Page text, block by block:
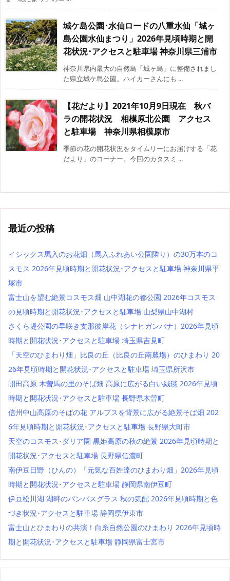
城ケ島公園･水仙ロードの八重水仙「城ヶ
島公園水仙まつり」2026年見頃時期と開
花状況･アクセスと駐車場 神奈川県三浦市
神奈川県内最大の自然島「城ヶ島」に整備されまし
た県立城ケ島公園。ハイカーさんにも ...
【花だより】2021年10月9日現在 秋バ
ラの開花状況 相模原北公園 アクセス
と駐車場 神奈川県相模原市
季節の花の開花状況をタイムリーにお届けする「花
だより」のコーナー。今回のカタスミ ...
最近の投稿
イシックス馬入のお花畑（馬入ふれあい公園隣り）の30万本のコ
スモス 2026年見頃時期と開花状況･アクセスと駐車場 神奈川県平
塚市
富士山を望む絶景コスモス畑 山中湖花の都公園 2026年コスモス
の見頃時期と開花状況･アクセスと駐車場 山梨県山中湖村
さくら堤公園の早咲き支那彼岸花（シナヒガンバナ）2026年見頃
時期と開花状況･アクセスと駐車場 埼玉県吉見町
「天空のひまわり畑」比良の丘（比良の丘南農場）のひまわり 20
26年見頃時期と開花状況･アクセスと駐車場 埼玉県所沢市
開田高原 木曽馬の里のそば畑 高原に広がる白い絨毯 2026年見頃
時期と開花状況･アクセスと駐車場 長野県木曽町
信州中山高原のそばの花 アルプスを背景に広がる絶景そば畑 202
6年見頃時期と開花状況･アクセスと駐車場 長野県大町市
天空のコスモス･ダリア園 黒姫高原の秋の絶景 2026年見頃時期と
開花状況･アクセスと駐車場 長野県信濃町
南伊豆日野（ひんの）「元気な百姓達のひまわり畑」2026年見頃
時期と開花状況･アクセスと駐車場 静岡県南伊豆町
伊豆松川湖 湖畔のパンパスグラス 秋の気配 2026年見頃時期と色
づき状況･アクセスと駐車場 静岡県伊東市
富士山とひまわりの共演！白糸自然公園のひまわり 2026年見頃時
期と開花状況･アクセスと駐車場 静岡県富士宮市